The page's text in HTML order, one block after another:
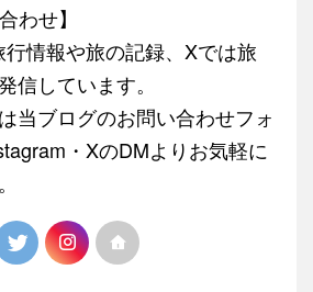
わせ】
情報や旅の記録、Xでは旅
信しています。
当ブログのお問い合わせフォ
・XのDMよりお気軽に